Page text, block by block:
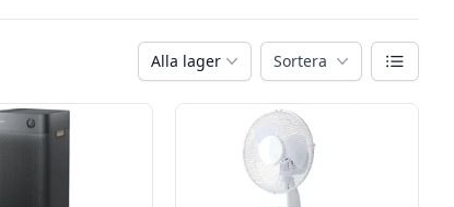
Alla lager Sortera Växla vy